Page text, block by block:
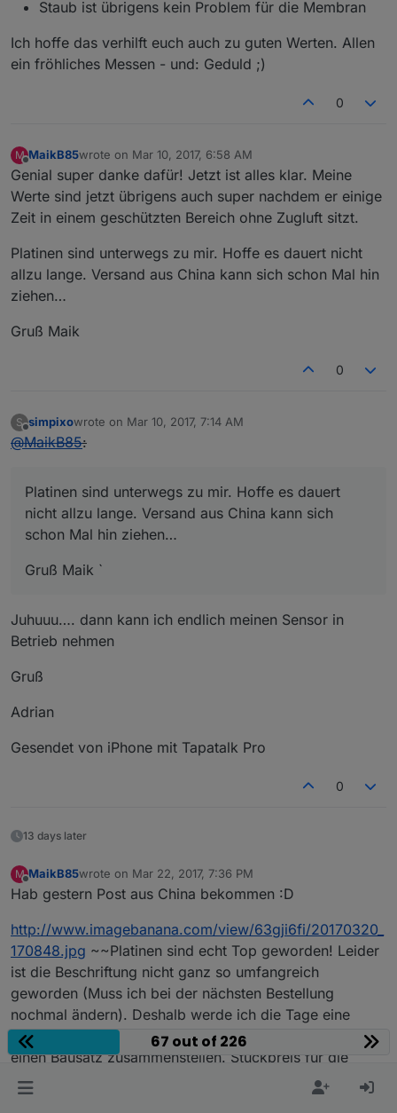
Staub ist übrigens kein Problem für die Membran
Ich hoffe das verhilft euch auch zu guten Werten. Allen
ein fröhliches Messen - und: Geduld ;)
0
M
Offline
MaikB85wrote on Mar 10, 2017, 6:58 AM
last edited by
Genial super danke dafür! Jetzt ist alles klar. Meine
Werte sind jetzt übrigens auch super nachdem er einige
Zeit in einem geschützten Bereich ohne Zugluft sitzt.
Platinen sind unterwegs zu mir. Hoffe es dauert nicht
allzu lange. Versand aus China kann sich schon Mal hin
ziehen…
Gruß Maik
0
S
Offline
simpixowrote on Mar 10, 2017, 7:14 AM
last edited by
@MaikB85:
Platinen sind unterwegs zu mir. Hoffe es dauert
nicht allzu lange. Versand aus China kann sich
schon Mal hin ziehen…
Gruß Maik `
Juhuuu…. dann kann ich endlich meinen Sensor in
Betrieb nehmen
Gruß
Adrian
Gesendet von iPhone mit Tapatalk Pro
0
13 days later
M
Offline
MaikB85wrote on Mar 22, 2017, 7:36 PM
last edited by
Hab gestern Post aus China bekommen :D
http://www.imagebanana.com/view/63gji6fi/20170320_
170848.jpg ~~Platinen sind echt Top geworden! Leider
ist die Beschriftung nicht ganz so umfangreich
geworden (Muss ich bei der nächsten Bestellung
nochmal ändern). Deshalb werde ich die Tage eine
kurze Beschreibung fertig machen und das Material für
einen Bausatz zusammenstellen. Stückpreis für die
Platine ohne Bauteile wird bei 3€ liegen. Was der
Bausatz kosten wird muss ich dann erstmal
67 out of 226